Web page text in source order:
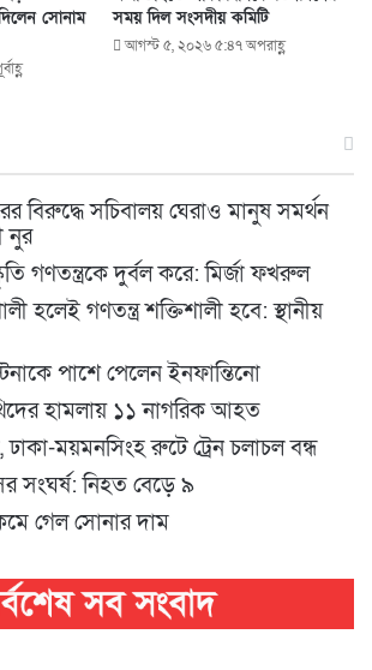
সোনাম
সময় দিল সংসদীয় কমিটি
আগস্ট ৫, ২০২৬ ৫:৪৭ অপরাহ্ণ
বিরুদ্ধে সচিবালয় ঘেরাও মানুষ সমর্থন
নুর
গণতন্ত্রকে দুর্বল করে: মির্জা ফখরুল
হলেই গণতন্ত্র শক্তিশালী হবে: স্থানীয়
পাশে পেলেন ইনফান্তিনো
হামলায় ১১ নাগরিক আহত
ময়মনসিংহ রুটে ট্রেন চলাচল বন্ধ
সংঘর্ষ: নিহত বেড়ে ৯
গেল সোনার দাম